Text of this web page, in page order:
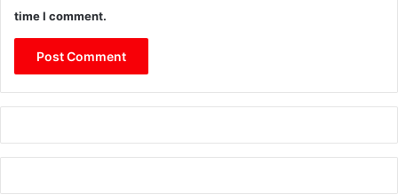
time I comment.